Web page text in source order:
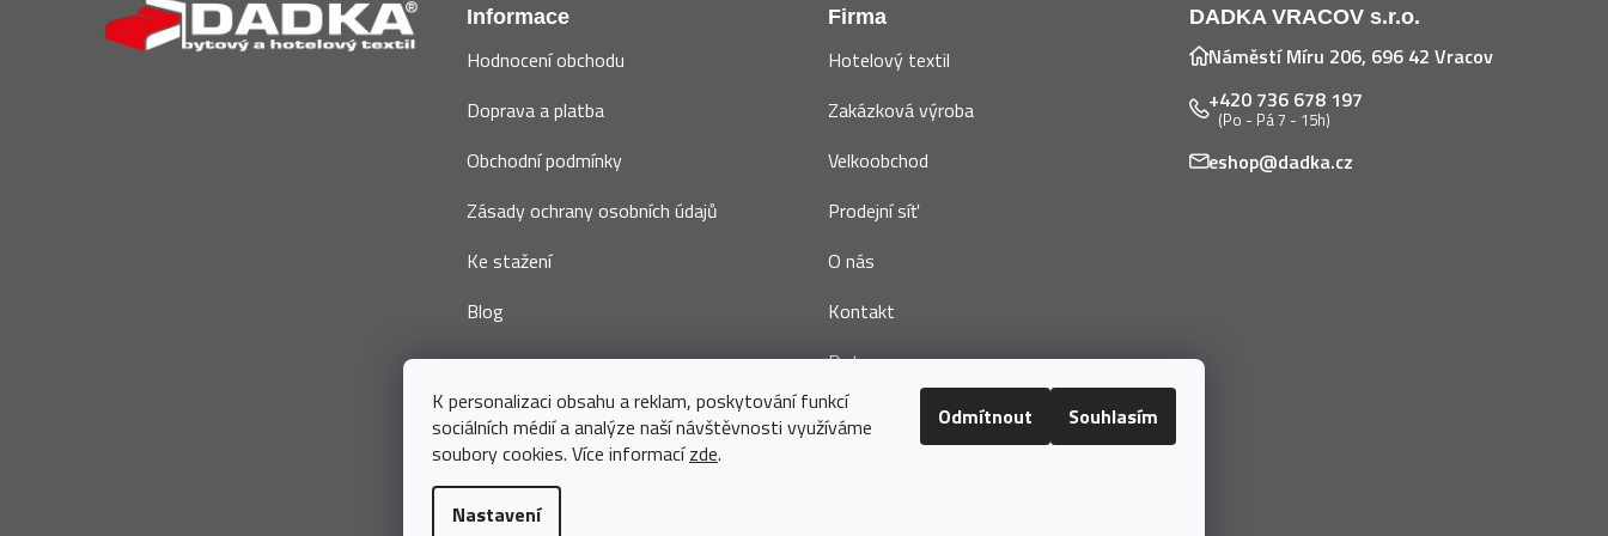
K personalizaci obsahu a reklam, poskytování funkcí
sociálních médií a analýze naší návštěvnosti využíváme
soubory cookies. Více informacízde.
Nastavení
Odmítnout Souhlasím
Informace
Hodnocení obchodu
Doprava a platba
Obchodní podmínky
Zásady ochrany osobních údajů
Ke stažení
Blog
Firma
Hotelový textil
Zakázková výroba
Velkoobchod
Prodejní síť
O nás
Kontakt
Dotace
DADKA VRACOV s.r.o.
Náměstí Míru 206, 696 42 Vracov
+420 736 678 197
(Po - Pá 7 - 15h)
eshop@dadka.cz